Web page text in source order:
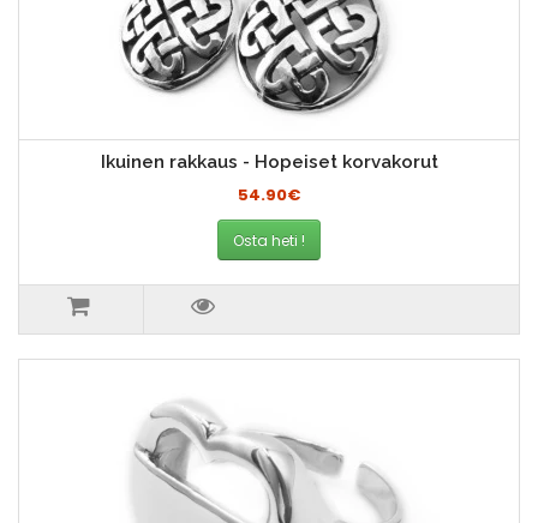
Ikuinen rakkaus - Hopeiset korvakorut
54.90€
Osta heti !